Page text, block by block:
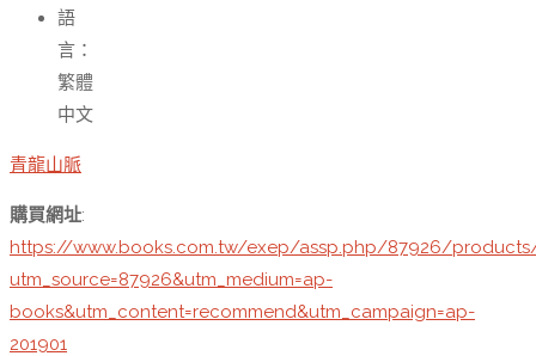
語
言：
繁體
中文
青龍山脈
購買網址:
https://www.books.com.tw/exep/assp.php/87926/products/
utm_source=87926&utm_medium=ap-
books&utm_content=recommend&utm_campaign=ap-
201901